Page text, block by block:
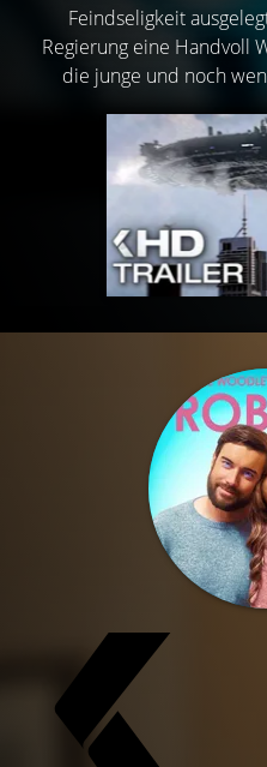
Feindseligkeit
Regierung eine Handvoll
die junge und noch